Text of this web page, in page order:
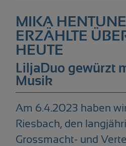
MIKA
ERZÄHLTE
HEUTE
LiljaDuo gewürzt
Musik
Am 6.4.2023 haben
Riesbach, den
Grossmacht- und